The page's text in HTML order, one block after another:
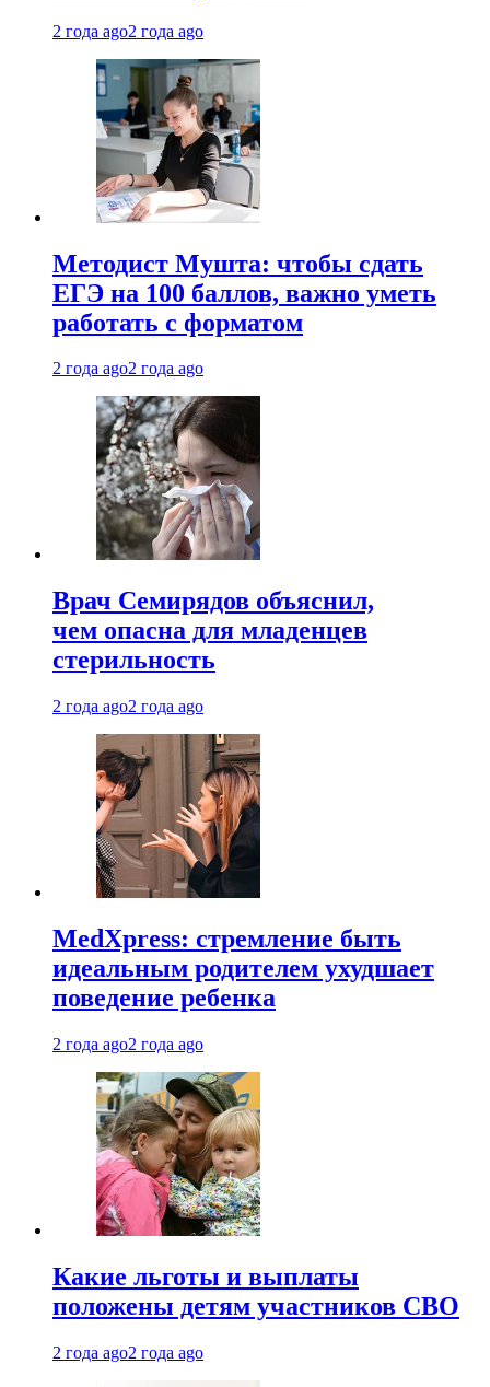
2 года ago2 года ago
Методист Мушта: чтобы сдать
ЕГЭ на 100 баллов, важно уметь
работать с форматом
2 года ago2 года ago
Врач Семирядов объяснил,
чем опасна для младенцев
стерильность
2 года ago2 года ago
MedXpress: стремление быть
идеальным родителем ухудшает
поведение ребенка
2 года ago2 года ago
Какие льготы и выплаты
положены детям участников СВО
2 года ago2 года ago